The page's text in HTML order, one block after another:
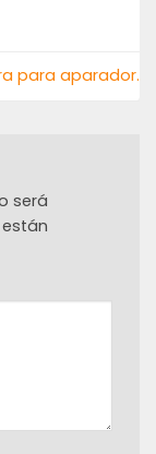
para aparador.
será